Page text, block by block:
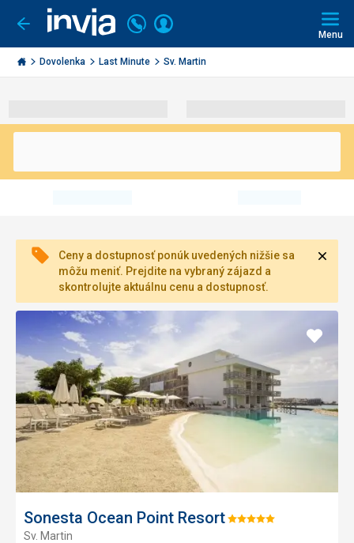
Ísť
späť
Invia.sk
Volajte
+421
2
3221
Prihlásiť
Menu
Dovolenka Last Minute Sv. Martin
Ceny a dostupnosť ponúk uvedených nižšie sa
môžu meniť. Prejdite na vybraný zájazd a
skontrolujte aktuálnu cenu a dostupnosť.
Sonesta Ocean Point ResortHodnotenie:
Sv. Martin
Pridať
do